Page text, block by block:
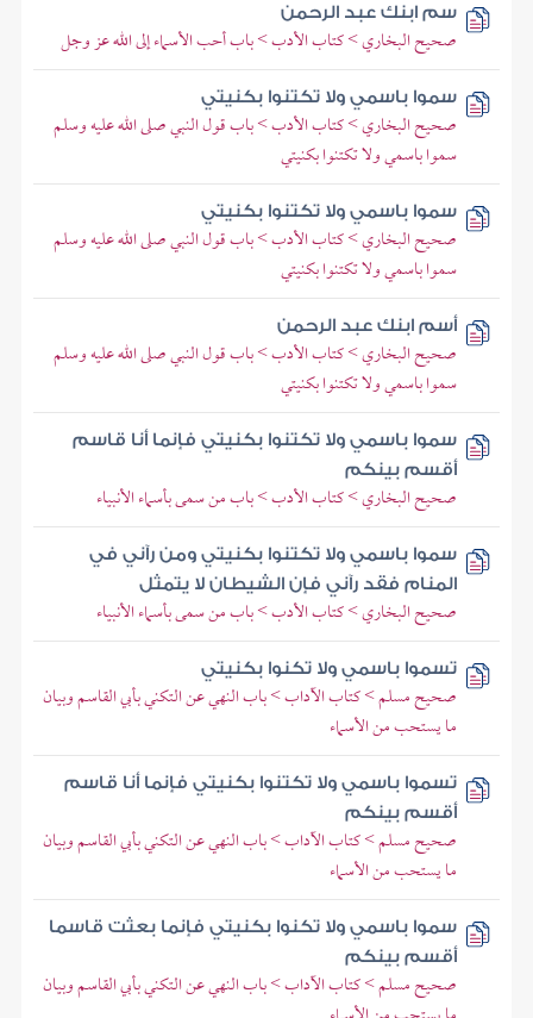
سم ابنك عبد الرحمن
صحيح البخاري > كتاب الأدب > باب أحب الأسماء إلى الله عز وجل
سموا باسمي ولا تكتنوا بكنيتي
صحيح البخاري > كتاب الأدب > باب قول النبي صلى الله عليه وسلم
سموا باسمي ولا تكتنوا بكنيتي
سموا باسمي ولا تكتنوا بكنيتي
صحيح البخاري > كتاب الأدب > باب قول النبي صلى الله عليه وسلم
سموا باسمي ولا تكتنوا بكنيتي
أسم ابنك عبد الرحمن
صحيح البخاري > كتاب الأدب > باب قول النبي صلى الله عليه وسلم
سموا باسمي ولا تكتنوا بكنيتي
سموا باسمي ولا تكتنوا بكنيتي فإنما أنا قاسم
أقسم بينكم
صحيح البخاري > كتاب الأدب > باب من سمى بأسماء الأنبياء
سموا باسمي ولا تكتنوا بكنيتي ومن رآني في
المنام فقد رآني فإن الشيطان لا يتمثل
صحيح البخاري > كتاب الأدب > باب من سمى بأسماء الأنبياء
تسموا باسمي ولا تكنوا بكنيتي
صحيح مسلم > كتاب الآداب > باب النهي عن التكني بأبي القاسم وبيان
ما يستحب من الأسماء
تسموا باسمي ولا تكتنوا بكنيتي فإنما أنا قاسم
أقسم بينكم
صحيح مسلم > كتاب الآداب > باب النهي عن التكني بأبي القاسم وبيان
ما يستحب من الأسماء
سموا باسمي ولا تكنوا بكنيتي فإنما بعثت قاسما
أقسم بينكم
صحيح مسلم > كتاب الآداب > باب النهي عن التكني بأبي القاسم وبيان